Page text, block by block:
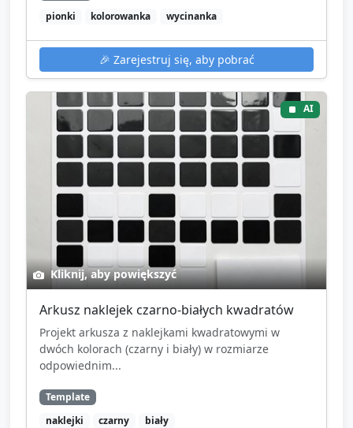
pionki
kolorowanka wycinanka
🎉 Zarejestruj się, aby pobrać
AI
Kliknij, aby powiększyć
Arkusz naklejek czarno-białych kwadratów
Projekt arkusza z naklejkami kwadratowymi w
dwóch kolorach (czarny i biały) w rozmiarze
odpowiednim...
Template
naklejki
czarny biały